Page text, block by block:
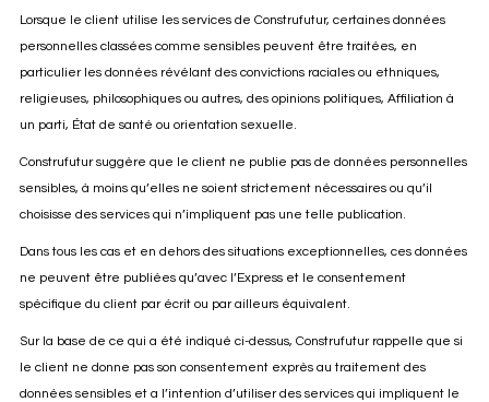
Lorsque le client utilise les services de Construfutur, certaines données
personnelles classées comme sensibles peuvent être traitées, en
particulier les données révélant des convictions raciales ou ethniques,
religieuses, philosophiques ou autres, des opinions politiques, Affiliation à
un parti, État de santé ou orientation sexuelle.
Construfutur suggère que le client ne publie pas de données personnelles
sensibles, à moins qu’elles ne soient strictement nécessaires ou qu’il
choisisse des services qui n’impliquent pas une telle publication.
Dans tous les cas et en dehors des situations exceptionnelles, ces données
ne peuvent être publiées qu’avec l’Express et le consentement
spécifique du client par écrit ou par ailleurs équivalent.
Sur la base de ce qui a été indiqué ci-dessus, Construfutur rappelle que si
le client ne donne pas son consentement exprès au traitement des
données sensibles et a l’intention d’utiliser des services qui impliquent le